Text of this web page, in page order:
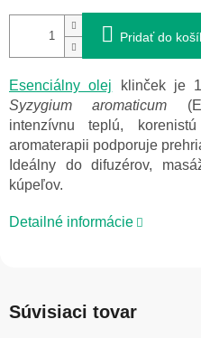
Pridať do
Esenciálny olej klinček je
Syzygium aromaticum
intenzívnu teplú,
aromaterapii podporuje
Ideálny do difuzérov,
kúpeľov.
Detailné informácie
Súvisiaci tovar